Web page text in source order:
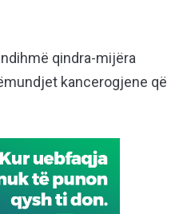
qindra-mijëra
kancerogjene që